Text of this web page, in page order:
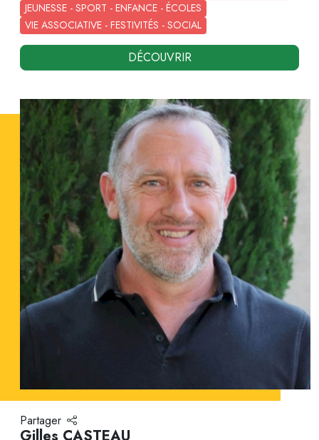
JEUNESSE - SPORT - ENFANCE - ÉCOLES
VIE ASSOCIATIVE - FESTIVITÉS - SOCIAL
DÉCOUVRIR
Partager